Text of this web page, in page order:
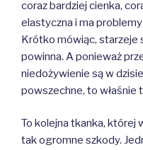
coraz bardziej cienka,
elastyczna i ma
Krótko mówiąc, starzeje
powinna. A ponieważ
niedożywienie są w
powszechne, to
To kolejna tkanka, której
tak ogromne szkody.